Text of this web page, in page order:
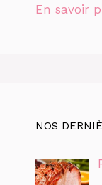
En savoir
NOS